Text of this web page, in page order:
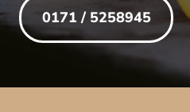
0171 / 5258945